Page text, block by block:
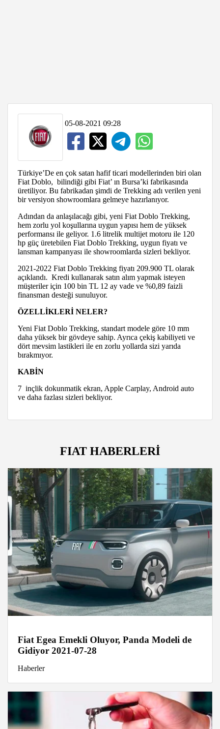
05-08-2021 09:28
Türkiye’De en çok satan hafif ticari modellerinden biri olan
Fiat Doblo, bilindiği gibi Fiat’ ın Bursa’ki fabrikasında
üretiliyor. Bu fabrikadan şimdi de Trekking adı verilen yeni
bir versiyon showroomlara gelmeye hazırlanıyor.
Adından da anlaşılacağı gibi, yeni Fiat Doblo Trekking,
hem zorlu yol koşullarına uygun yapısı hem de yüksek
performansı ile geliyor. 1.6 litrelik multijet motoru ile 120
hp güç üretebilen Fiat Doblo Trekking, uygun fiyatı ve
lansman kampanyası ile showroomlarda sizleri bekliyor.
2021-2022 Fiat Doblo Trekking fiyatı 209.900 TL olarak
açıklandı. Kredi kullanarak satın alım yapmak isteyen
müşteriler için 100 bin TL 12 ay vade ve %0,89 faizli
finansman desteği sunuluyor.
ÖZELLİKLERİ NELER?
Yeni Fiat Doblo Trekking, standart modele göre 10 mm
daha yüksek bir gövdeye sahip. Ayrıca çekiş kabiliyeti ve
dört mevsim lastikleri ile en zorlu yollarda sizi yarıda
bırakmıyor.
KABİN
7 inçlik dokunmatik ekran, Apple Carplay, Android auto
ve daha fazlası sizleri bekliyor.
FIAT HABERLERİ
Fiat Egea Emekli Oluyor, Panda Modeli de
Gidiyor 2021-07-28
Haberler